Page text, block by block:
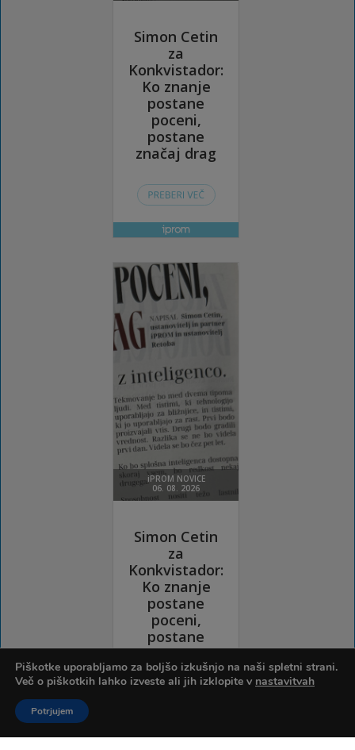
Piškotke uporabljamo za boljšo izkušnjo na naši spletni strani.
Več o piškotkih lahko izveste ali jih izklopite v nastavitvah
Potrjujem